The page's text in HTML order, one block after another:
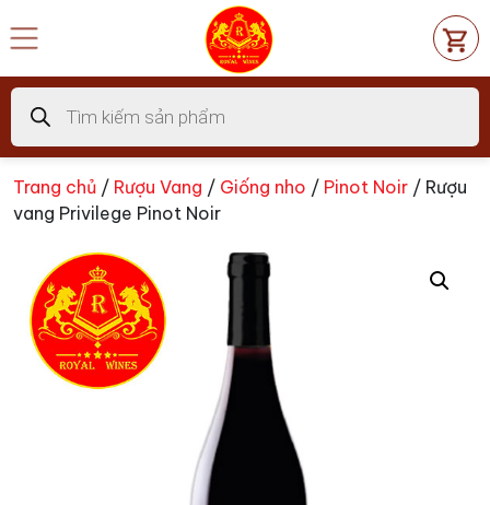
đến
dung
Tìm
kiếm
sản
phẩm
Trang chủ / Rượu Vang / Giống nho / Pinot Noir / Rượu
vang Privilege Pinot Noir